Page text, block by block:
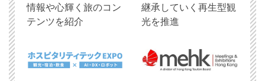
情報や心輝く旅のコン
テンツを紹介
継承していく再生型観
光を推進